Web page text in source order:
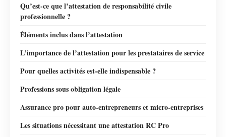
Qu’est-ce que l’attestation de responsabilité civile
professionnelle ?
Éléments inclus dans l’attestation
L’importance de l’attestation pour les prestataires de service
Pour quelles activités est-elle indispensable ?
Professions sous obligation légale
Assurance pro pour auto-entrepreneurs et micro-entreprises
Les situations nécessitant une attestation RC Pro